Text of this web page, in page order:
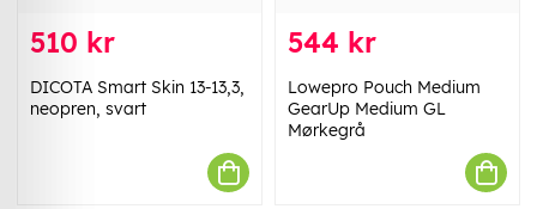
510 kr
DICOTA Smart Skin 13-13,3,
neopren, svart
544 kr
Lowepro Pouch Medium
GearUp Medium GL
Mørkegrå